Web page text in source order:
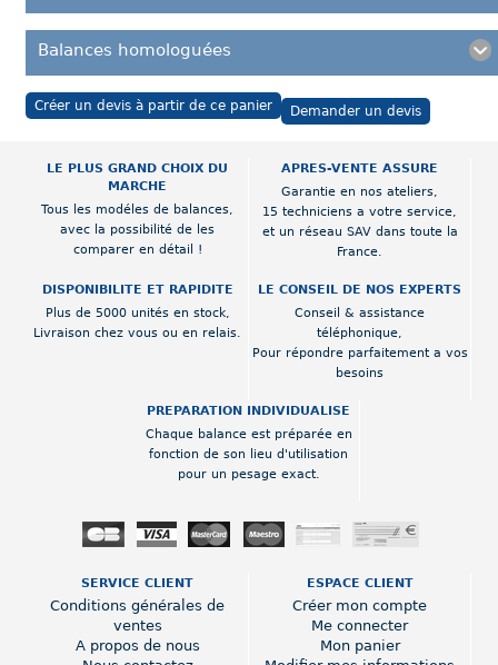
Balances homologuées
Créer un devis à partir de ce panier Demander un devis
LE PLUS GRAND CHOIX DU
MARCHE
Tous les modéles de balances,
avec la possibilité de les
comparer en détail !
APRES-VENTE ASSURE
Garantie en nos ateliers,
15 techniciens a votre service,
et un réseau SAV dans toute la
France.
DISPONIBILITE ET RAPIDITE
Plus de 5000 unités en stock,
Livraison chez vous ou en relais.
LE CONSEIL DE NOS EXPERTS
Conseil & assistance
téléphonique,
Pour répondre parfaitement a vos
besoins
PREPARATION INDIVIDUALISE
Chaque balance est préparée en
fonction de son lieu d'utilisation
pour un pesage exact.
SERVICE CLIENT
Conditions générales de
ventes
A propos de nous
ESPACE CLIENT
Créer mon compte
Me connecter
Mon panier